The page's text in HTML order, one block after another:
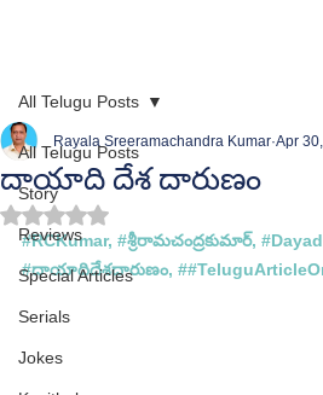
All Telugu Posts
Story
Reviews
Special Articles
Serials
Jokes
All Telugu Posts
దాయాది దేశ దారుణం
Rayala Sreeramachandra Kumar Apr
Rated NaN out of 5 stars.
#RCKumar, #శ్రీరామచంద్రకుమార్, #
#దాయాదిదేశదారుణం, #